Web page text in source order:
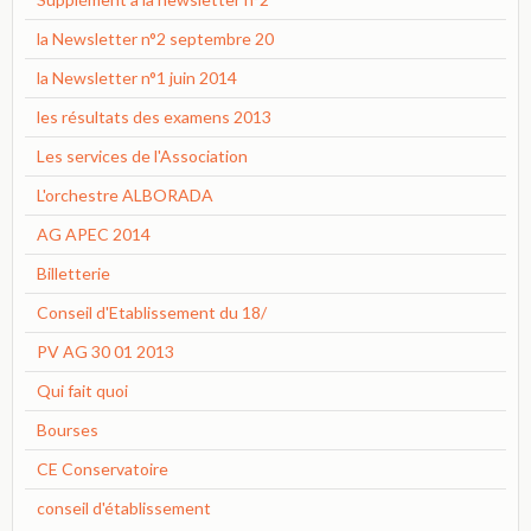
la Newsletter n°2 septembre 20
la Newsletter n°1 juin 2014
les résultats des examens 2013
Les services de l'Association
L'orchestre ALBORADA
AG APEC 2014
Billetterie
Conseil d'Etablissement du 18/
PV AG 30 01 2013
Qui fait quoi
Bourses
CE Conservatoire
conseil d'établissement